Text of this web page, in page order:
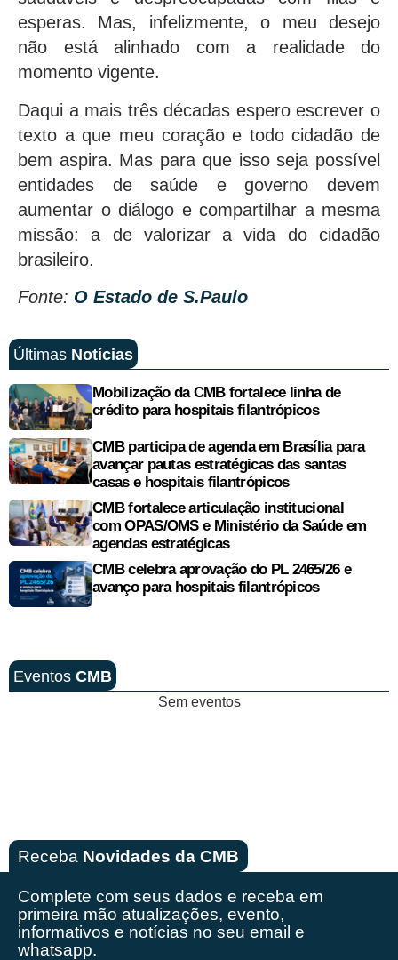
esperas. Mas, infelizmente, o meu desejo
não está alinhado com a realidade do
momento vigente.
Daqui a mais três décadas espero escrever o
texto a que meu coração e todo cidadão de
bem aspira. Mas para que isso seja possível
entidades de saúde e governo devem
aumentar o diálogo e compartilhar a mesma
missão: a de valorizar a vida do cidadão
brasileiro.
Fonte: O Estado de S.Paulo
Últimas Notícias
Mobilização da CMB fortalece linha de
crédito para hospitais filantrópicos
CMB participa de agenda em Brasília para
avançar pautas estratégicas das santas
casas e hospitais filantrópicos
CMB fortalece articulação institucional
com OPAS/OMS e Ministério da Saúde em
agendas estratégicas
CMB celebra aprovação do PL 2465/26 e
avanço para hospitais filantrópicos
Eventos CMB
Sem eventos
Receba Novidades da CMB
Complete com seus dados e receba em
primeira mão atualizações, evento,
informativos e notícias no seu email e
whatsapp.